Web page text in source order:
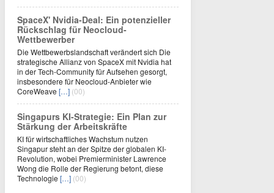
SpaceX' Nvidia-Deal: Ein potenzieller
Rückschlag für Neocloud-
Wettbewerber
Die Wettbewerbslandschaft verändert sich Die
strategische Allianz von SpaceX mit Nvidia hat
in der Tech-Community für Aufsehen gesorgt,
insbesondere für Neocloud-Anbieter wie
CoreWeave […] (00)
Singapurs KI-Strategie: Ein Plan zur
Stärkung der Arbeitskräfte
KI für wirtschaftliches Wachstum nutzen
Singapur steht an der Spitze der globalen KI-
Revolution, wobei Premierminister Lawrence
Wong die Rolle der Regierung betont, diese
Technologie […] (00)